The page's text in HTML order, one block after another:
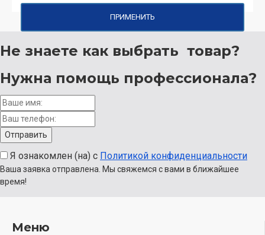
ПРИМЕНИТЬ
Не знаете как выбрать товар?
Нужна помощь профессионала?
Я ознакомлен (на) с Политикой конфиденциальности
Ваша заявка отправлена. Мы свяжемся с вами в ближайшее
время!
Меню